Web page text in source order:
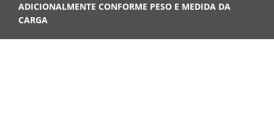
ADICIONALMENTE CONFORME PESO E MEDIDA DA
CARGA